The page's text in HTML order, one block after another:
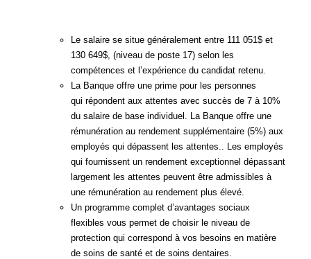
Le salaire se situe généralement entre 111 051$ et
130 649$, (niveau de poste 17) selon les
compétences et l’expérience du candidat retenu.
La Banque offre une prime pour les personnes
qui répondent aux attentes avec succès de 7 à 10%
du salaire de base individuel. La Banque offre une
rémunération au rendement supplémentaire (5%) aux
employés qui dépassent les attentes.. Les employés
qui fournissent un rendement exceptionnel dépassant
largement les attentes peuvent être admissibles à
une rémunération au rendement plus élevé.
Un programme complet d’avantages sociaux
flexibles vous permet de choisir le niveau de
protection qui correspond à vos besoins en matière
de soins de santé et de soins dentaires.